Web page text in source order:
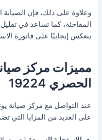
وعلاوة على ذلك، فإن الصيانة
المفاجئة، كما تساعد في تقليل
ينعكس إيجابيًا على فاتورة
مميزات مركز
الحصري 19224
عند التواصل مع مركز
على العديد من المزايا التي